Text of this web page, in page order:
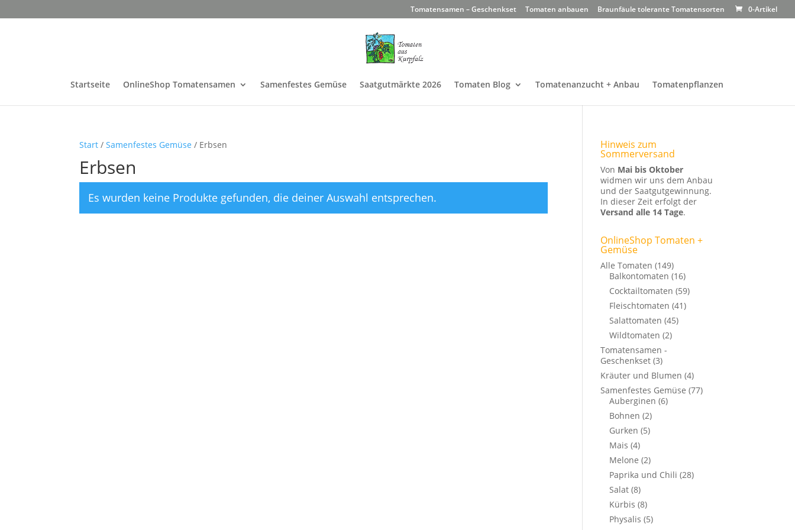
Tomatensamen – Geschenkset Tomaten anbauen Braunfäule tolerante Tomatensorten 0-Artikel
Startseite OnlineShop Tomatensamen Samenfestes Gemüse Saatgutmärkte 2026 Tomaten Blog Tomatenanzucht + Anbau Tomatenpflanzen
Start /Samenfestes Gemüse / Erbsen
Erbsen
Es wurden keine Produkte gefunden, die deiner Auswahl entsprechen.
Hinweis zum
Sommerversand
Von Mai bis Oktober
widmen wir uns dem Anbau
und der Saatgutgewinnung.
In dieser Zeit erfolgt der
Versand alle 14 Tage.
OnlineShop Tomaten +
Gemüse
Alle Tomaten (149)
Balkontomaten (16)
Cocktailtomaten (59)
Fleischtomaten (41)
Salattomaten (45)
Wildtomaten (2)
Tomatensamen -
Geschenkset (3)
Kräuter und Blumen (4)
Samenfestes Gemüse (77)
Auberginen (6)
Bohnen (2)
Gurken (5)
Mais (4)
Melone (2)
Paprika und Chili (28)
Salat (8)
Kürbis (8)
Physalis (5)